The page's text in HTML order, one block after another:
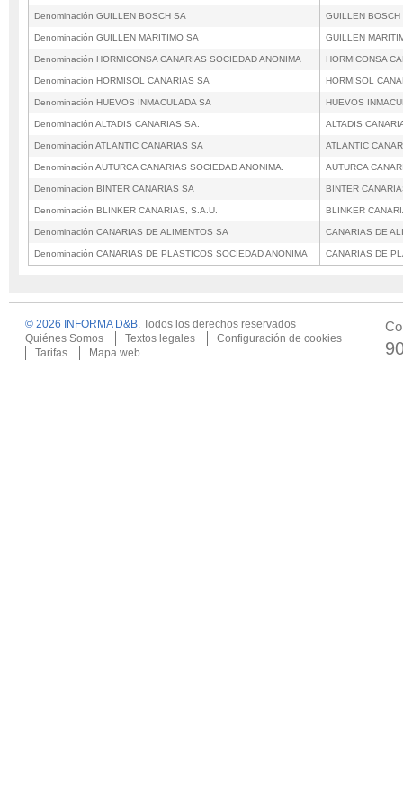
Denominación GUILLEN BOSCH SA GUILLEN BOSCH
Denominación GUILLEN MARITIMO SA GUILLEN
Denominación HORMICONSA CANARIAS SOCIEDAD ANONIMA HORMICONSA
Denominación HORMISOL CANARIAS SA HORMISOL
Denominación HUEVOS INMACULADA SA HUEVOS
Denominación ALTADIS CANARIAS SA. ALTADIS
Denominación ATLANTIC CANARIAS SA ATLANTIC
Denominación AUTURCA CANARIAS SOCIEDAD ANONIMA. AUTURCA
Denominación BINTER CANARIAS SA BINTER
Denominación BLINKER CANARIAS, S.A.U. BLINKER
Denominación CANARIAS DE ALIMENTOS SA CANARIAS DE
Denominación CANARIAS DE PLASTICOS SOCIEDAD ANONIMA CANARIAS DE
© 2026 INFORMA D&B. Todos los derechos reservados
Quiénes Somos
Textos legales
Configuración de cookies
Tarifas
Mapa web